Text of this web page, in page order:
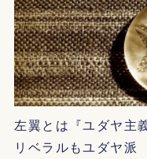
左翼とは『ユダヤ主
リベラルもユダヤ派